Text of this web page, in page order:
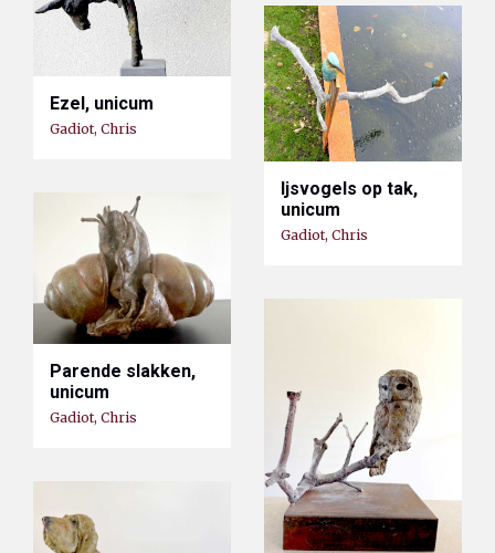
Ezel, unicum
Gadiot, Chris
Ijsvogels op tak,
unicum
Gadiot, Chris
Parende slakken,
unicum
Gadiot, Chris